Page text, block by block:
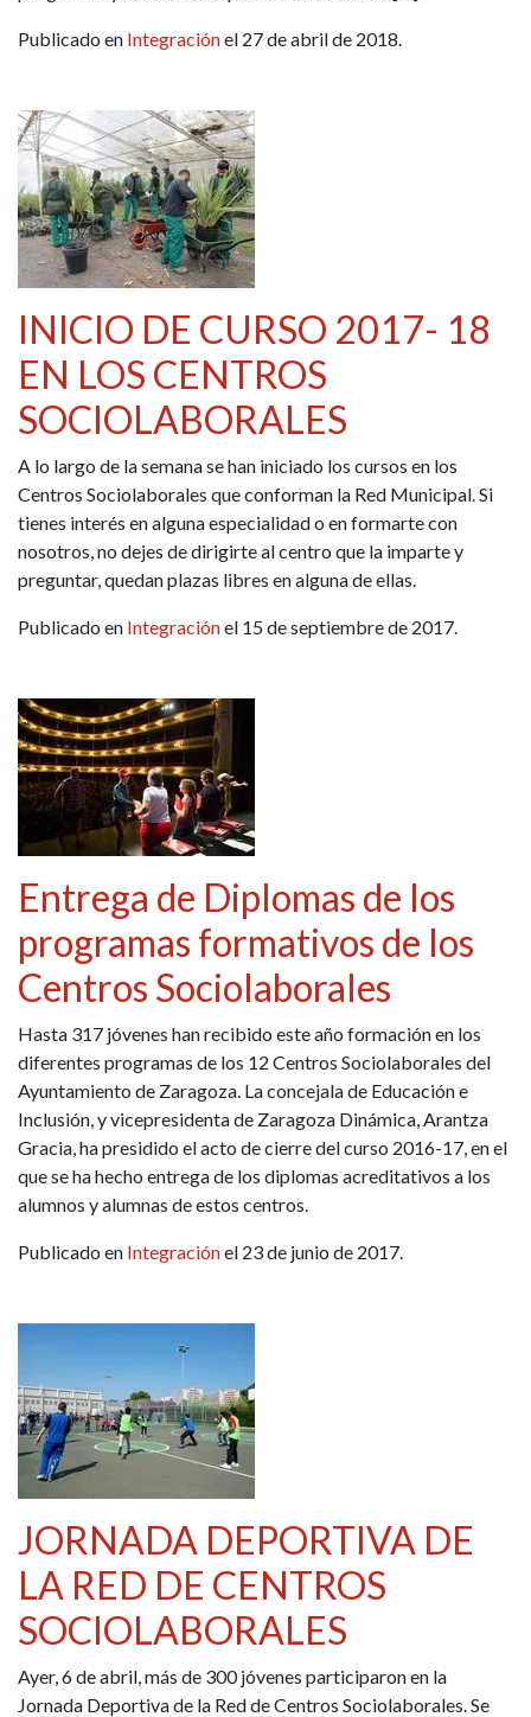
Publicado en Integraciónel 27 de abril de 2018.
INICIO DE CURSO 2017- 18
EN LOS CENTROS
SOCIOLABORALES
A lo largo de la semana se han iniciado los cursos en los
Centros Sociolaborales que conforman la Red Municipal. Si
tienes interés en alguna especialidad o en formarte con
nosotros, no dejes de dirigirte al centro que la imparte y
preguntar, quedan plazas libres en alguna de ellas.
Publicado en Integraciónel 15 de septiembre de 2017.
Entrega de Diplomas de los
programas formativos de los
Centros Sociolaborales
Hasta 317 jóvenes han recibido este año formación en los
diferentes programas de los 12 Centros Sociolaborales del
Ayuntamiento de Zaragoza. La concejala de Educación e
Inclusión, y vicepresidenta de Zaragoza Dinámica, Arantza
Gracia, ha presidido el acto de cierre del curso 2016-17, en el
que se ha hecho entrega de los diplomas acreditativos a los
alumnos y alumnas de estos centros.
Publicado en Integraciónel 23 de junio de 2017.
JORNADA DEPORTIVA DE
LA RED DE CENTROS
SOCIOLABORALES
Ayer, 6 de abril, más de 300 jóvenes participaron en la
Jornada Deportiva de la Red de Centros Sociolaborales. Se